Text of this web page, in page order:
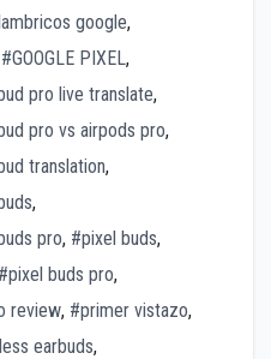
google,
#GOOGLE PIXEL,
pro live translate,
pro vs airpods pro,
translation,
,
pro, #pixel buds,
#pixel buds pro,
review, #primer vistazo,
earbuds,